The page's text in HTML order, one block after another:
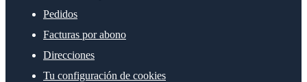
Pedidos
Facturas por abono
Direcciones
Tu configuración de cookies